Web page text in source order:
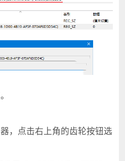
点击右上角的齿轮按钮选